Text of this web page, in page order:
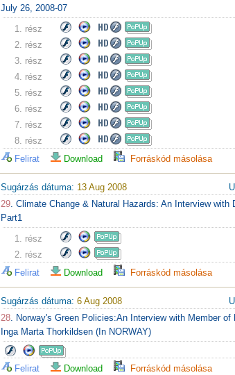
July 26, 2008-07
1. rész
2. rész
3. rész
4. rész
5. rész
6. rész
7. rész
8. rész
Felirat
Download Forráskód másolása
Sugárzás dátuma: 13 Aug 2008
29. Climate Change & Natural Hazards: An Interview with
Part1
1. rész
2. rész
Felirat
Download Forráskód másolása
Sugárzás dátuma: 6 Aug 2008
28. Norway's Green Policies:An Interview with Member of
Inga Marta Thorkildsen (In NORWAY)
Felirat Download Forráskód másolása